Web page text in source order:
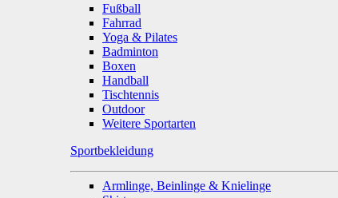
Fußball
Fahrrad
Yoga & Pilates
Badminton
Boxen
Handball
Tischtennis
Outdoor
Weitere Sportarten
Sportbekleidung
Armlinge, Beinlinge & Knielinge